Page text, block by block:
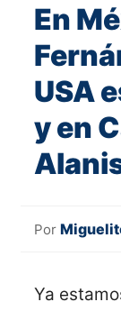
En
USA
y en
Por
Ya